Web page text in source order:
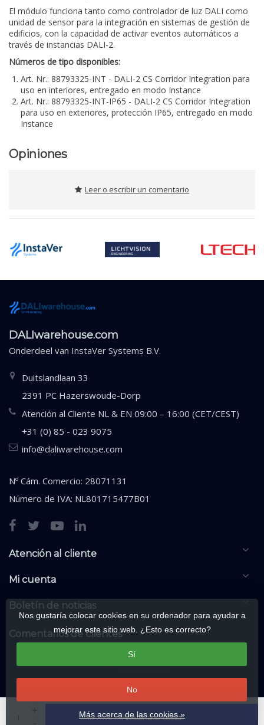
Añadir a la cesta
El módulo funciona tanto como controlador de luz DALI como
unidad de sensor para la integración en sistemas de gestión de
edificios, con la capacidad de activar eventos automáticos a
través de instancias DALI-2.
Números de tipo disponibles:
Art. Nr.: 88793325-INT - DALI-2 CS Corridor Integration para
uso en interiores, entregado en modo Instance
Art. Nr.: 88793325-INT-IP65 - DALI-2 CS Corridor Integration
para uso en exteriores, protección IP65, entregado en modo
Instance
Opiniones
Leer o escribir un comentario
DALIwarehouse.com
Onderdeel van InstaVer Systems B.V.
Duitslandlaan 33
2391 PC Hazerswoude-Dorp
Atención al Cliente NL & EN 09:00 – 16:00 (CET/CEST)
+31 (0) 85 - 023 9075
info@daliwarehouse.com
Nº Cám. Comercio: 28071131
Número de IVA: NL801715477B01
Atención al cliente
Mi cuenta
Boletín de noticias
Comentarios de clientes
Nos gustaría colocar cookies en su ordenador para ayudar a
mejorar este sitio web. ¿Esto es correcto?
Sí
No
Más acerca de las cookies »